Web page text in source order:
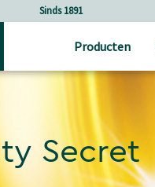
Holistische verzorging
Producten
Secret